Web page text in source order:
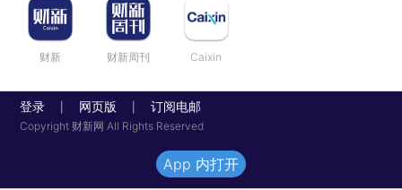
财新 财新周刊 Caixin
登录 网页版 订阅电邮
Copyright 财新网 All Rights Reserved
App 内打开